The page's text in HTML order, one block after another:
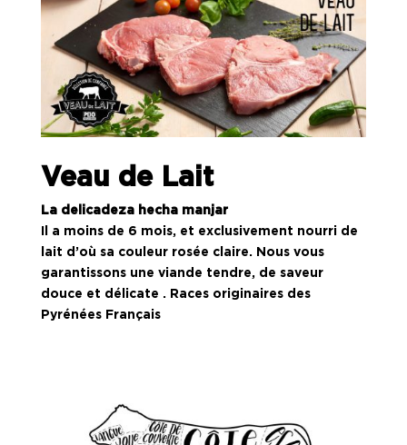
Veau de Lait
La delicadeza hecha manjar
Il a moins de 6 mois, et exclusivement nourri de
lait d’où sa couleur rosée claire. Nous vous
garantissons une viande tendre, de saveur
douce et délicate . Races originaires des
Pyrénées Français